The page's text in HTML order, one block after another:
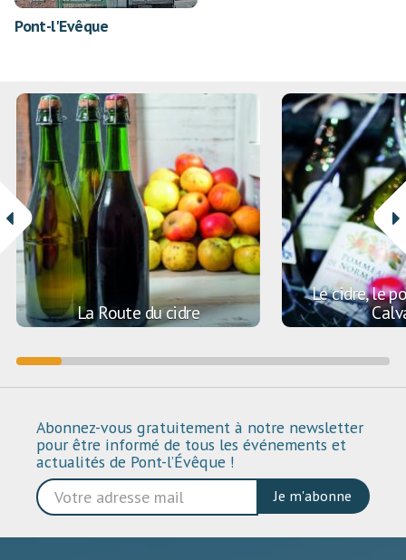
Pont-l'Evêque
La Route du cidre
Le cidre, le
Abonnez-vous gratuitement à notre newsletter
pour être informé de tous les événements et
actualités de Pont-l’Évêque !
Je m'abonne